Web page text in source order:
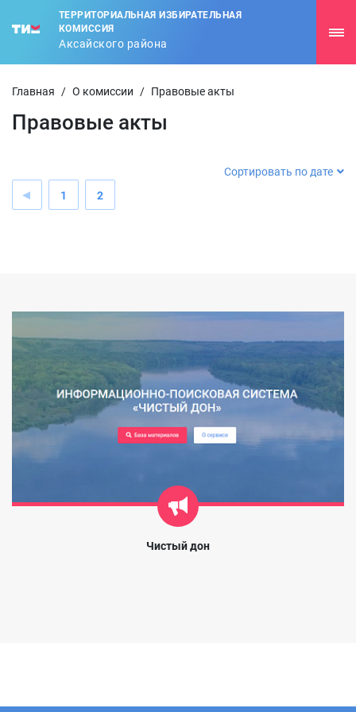
ТЕРРИТОРИАЛЬНАЯ ИЗБИРАТЕЛЬНАЯ
КОМИССИЯ
Аксайского района
Главная / О комиссии / Правовые акты
Правовые акты
Сортировать по дате
1
2
Чистый дон